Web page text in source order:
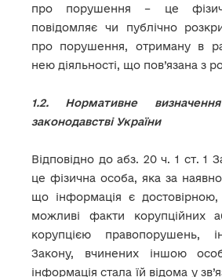
про порушення – це
повідомляє чи публічно
про порушення, отриману в
нею діяльності, що пов’язана з
1.2. Нормативне
законодавстві України
Відповідно до абз. 20 ч. 1 ст. 1
це фізична особа, яка за
що інформація є
можливі факти корупційних
корупцією правопорушень,
Закону, вчинених іншою
інформація стала їй відома у